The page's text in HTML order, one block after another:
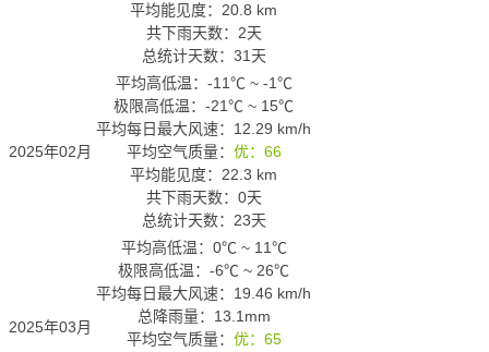
平均能见度：20.8 km
共下雨天数：2天
总统计天数：31天
2025年02月
平均高低温： -11℃ ~ -1℃
极限高低温： -21℃ ~ 15℃
平均每日最大风速：12.29 km/h
平均空气质量： 优：66
平均能见度：22.3 km
共下雨天数：0天
总统计天数：23天
2025年03月
平均高低温： 0℃ ~ 11℃
极限高低温： -6℃ ~ 26℃
平均每日最大风速：19.46 km/h
总降雨量：13.1mm
平均空气质量： 优：65